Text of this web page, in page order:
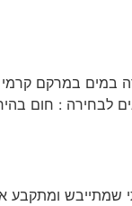
במים במרקם קרמי
שמתייבש ומתקבע